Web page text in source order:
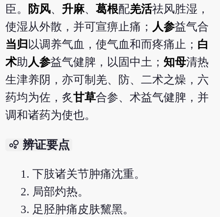
臣。
防风、 升麻、葛根配羌活祛风胜湿，
使湿从外散，并可宣痹止痛； 人参益气合
当归 以调养气血，使气血和而疼痛止； 白
术助人参益气健脾，以固中土；知母清热
生津养阴，亦可制羌、防、二术之燥，六
药均为佐，炙甘草合参、术益气健脾，并
调和诸药为使也。
bubble_chart 辨证要点
下肢诸关节肿痛沈重。
局部灼热。
足胫肿痛皮肤黧黑。